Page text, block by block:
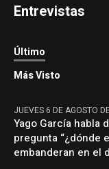
Entrevistas
Último
Más Visto
JUEVES 6 DE AGOSTO
Yago García habla
pregunta “¿dónde
embanderan en el